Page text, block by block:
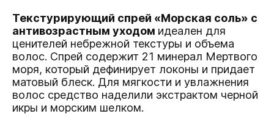
Текстурирующий спрей «Морская соль» с
антивозрастным уходом идеален для
ценителей небрежной текстуры и объема
волос. Спрей содержит 21 минерал Мертвого
моря, который дефинирует локоны и придает
матовый блеск. Для мягкости и увлажнения
волос средство наделили экстрактом черной
икры и морским шелком.